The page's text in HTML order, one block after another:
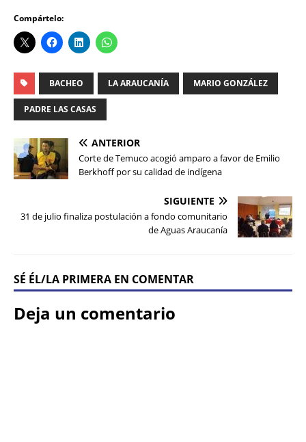
Compártelo:
BACHEO LA ARAUCANÍA MARIO GONZÁLEZ
PADRE LAS CASAS
ANTERIOR
Corte de Temuco acogió amparo a favor de Emilio
Berkhoff por su calidad de indígena
SIGUIENTE
31 de julio finaliza postulación a fondo comunitario
de Aguas Araucanía
SÉ ÉL/LA PRIMERA EN COMENTAR
Deja un comentario